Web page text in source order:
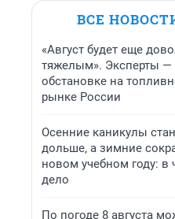
ВСЕ
«Август будет еще
тяжелым». Эксперты —
обстановке на
рынке России
Осенние каникулы
дольше, а зимние
новом учебном году: в
дело
По погоде 8 августа